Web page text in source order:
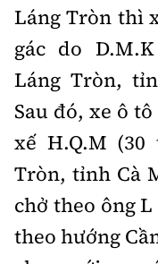
Láng Tròn thì
gác do
Láng Tròn,
Sau đó, xe ô
xế H.Q.M
Tròn, tỉnh Cà
chở theo ông
theo hướng